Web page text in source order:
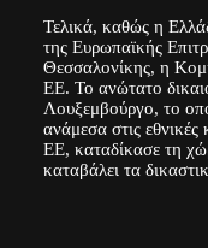
Τελικά, καθώς η
της Ευρωπαϊκής
Θεσσαλονίκης, η
ΕΕ. Το ανώτατο
Λουξεμβούργο, το
ανάμεσα στις
ΕΕ, καταδίκασε τη
καταβάλει τα